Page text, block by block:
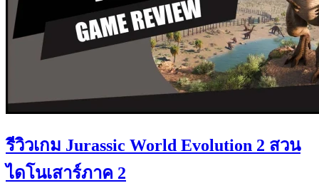
รีวิวเกม Jurassic World Evolution 2 สวน
ไดโนเสาร์ภาค 2